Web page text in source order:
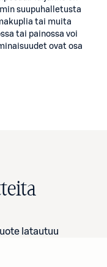
suupuhalletusta
tai muita
tai painossa voi
ovat osa
latautuu